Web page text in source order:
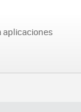
aplicaciones